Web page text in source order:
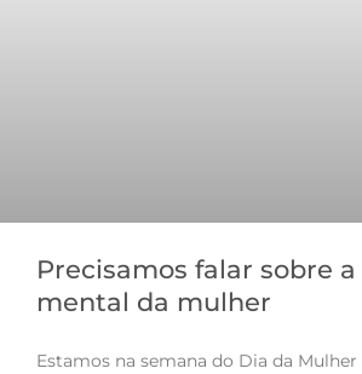
Precisamos falar sobre a
mental da mulher
Estamos na semana do Dia da